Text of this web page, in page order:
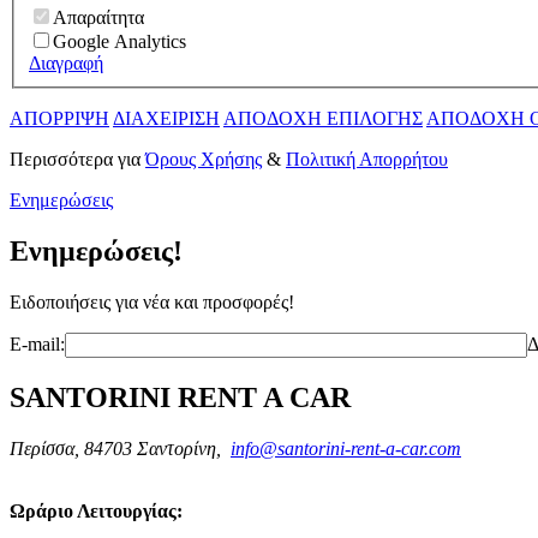
Απαραίτητα
Google Analytics
Διαγραφή
ΑΠΟΡΡΙΨΗ ΔΙΑΧΕΙΡΙΣΗ ΑΠΟΔΟΧΗ ΕΠΙΛΟΓΗΣ ΑΠΟΔΟΧΗ
Περισσότερα γιαΌρους Χρήσης & Πολιτική Απορρήτου
Ενημερώσεις
Ενημερώσεις!
Ειδοποιήσεις για νέα και προσφορές!
E-mail:
SANTORINI RENT A CAR
Περίσσα, 84703 Σαντορίνη, info@santorini-rent-a-car.com
Ωράριο Λειτουργίας: